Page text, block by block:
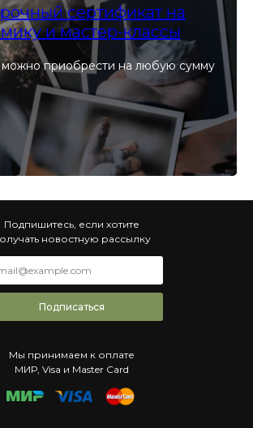
сертификат на
и мастер-классы
можно приобрести на любую сумму
Мы принимаем к оплате
МИР, Visa и Master Card
Подписаться
Подпишитесь, если хотите
новостную рассылку